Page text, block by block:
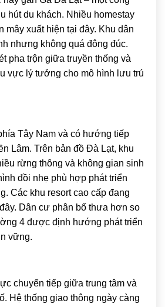
hút du khách. Nhiều homestay
mây xuất hiện tại đây. Khu dân
nhưng không quá đông đúc.
pha trộn giữa truyền thống và
vực lý tưởng cho mô hình lưu trú
Tây Nam và có hướng tiếp
Lâm. Trên bản đồ Đà Lạt, khu
rừng thông và không gian sinh
đồi nhẹ phù hợp phát triển
Các khu resort cao cấp đang
Dân cư phân bố thưa hơn so
4 được định hướng phát triển
vững.
chuyển tiếp giữa trung tâm và
Hệ thống giao thông ngày càng